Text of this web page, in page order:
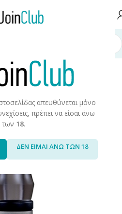
απευθύνεται μόνο
πρέπει να είσαι άνω
των 18.
ΔΕΝ ΕΙΜΑΙ ΑΝΩ ΤΩΝ 18